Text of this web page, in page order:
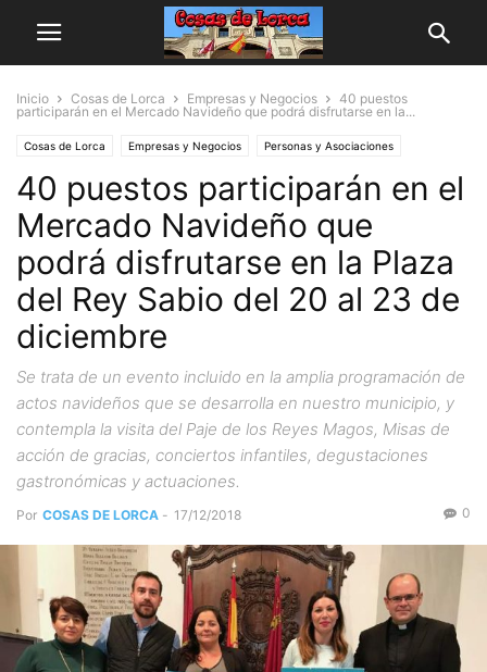
Inicio Cosas de Lorca Empresas y Negocios
40 puestos
participarán en el Mercado Navideño que podrá disfrutarse en la...
Cosas de Lorca Empresas y Negocios Personas y Asociaciones
40 puestos participarán en el
Mercado Navideño que
podrá disfrutarse en la Plaza
del Rey Sabio del 20 al 23 de
diciembre
Se trata de un evento incluido en la amplia programación de
actos navideños que se desarrolla en nuestro municipio, y
contempla la visita del Paje de los Reyes Magos, Misas de
acción de gracias, conciertos infantiles, degustaciones
gastronómicas y actuaciones.
Por COSAS DE LORCA - 17/12/2018 0